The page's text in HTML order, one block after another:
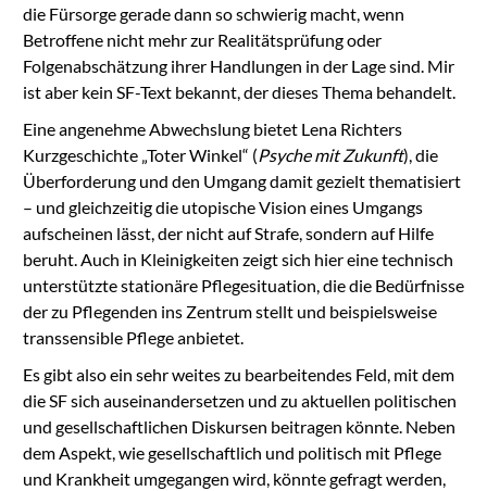
die Fürsorge gerade dann so schwierig macht, wenn
Betroffene nicht mehr zur Realitätsprüfung oder
Folgenabschätzung ihrer Handlungen in der Lage sind. Mir
ist aber kein SF-Text bekannt, der dieses Thema behandelt.
Eine angenehme Abwechslung bietet Lena Richters
Kurzgeschichte „Toter Winkel“ (Psyche mit Zukunft), die
Überforderung und den Umgang damit gezielt thematisiert
– und gleichzeitig die utopische Vision eines Umgangs
aufscheinen lässt, der nicht auf Strafe, sondern auf Hilfe
beruht. Auch in Kleinigkeiten zeigt sich hier eine technisch
unterstützte stationäre Pflegesituation, die die Bedürfnisse
der zu Pflegenden ins Zentrum stellt und beispielsweise
transsensible Pflege anbietet.
Es gibt also ein sehr weites zu bearbeitendes Feld, mit dem
die SF sich auseinandersetzen und zu aktuellen politischen
und gesellschaftlichen Diskursen beitragen könnte. Neben
dem Aspekt, wie gesellschaftlich und politisch mit Pflege
und Krankheit umgegangen wird, könnte gefragt werden,